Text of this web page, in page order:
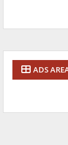
ADS